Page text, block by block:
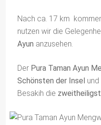
Nach ca. 17 km
nutzen wir die
Ayun anzusehen.
Der Pura Taman Ayun
Schönsten der Insel
Besakih die